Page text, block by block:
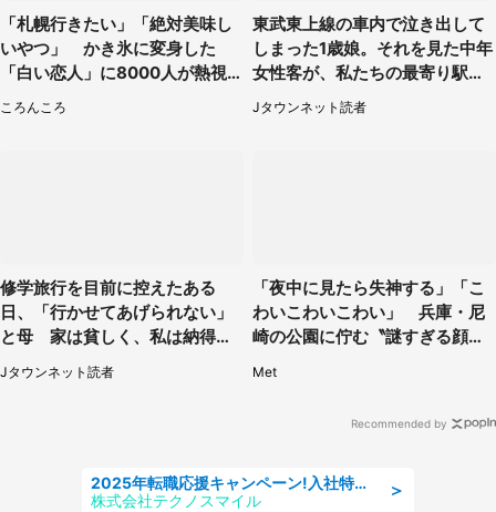
「札幌行きたい」「絶対美味し
いやつ」 かき氷に変身した
「白い恋人」に8000人が熱視
ころんころ
東武東上線の車内で泣き出して
しまった1歳娘。それを見た中年
女性客が、私たちの最寄り駅ま
でずっと（埼玉県・30代女性）
Jタウンネット読者
修学旅行を目前に控えたある
日、「行かせてあげられない」
と母 家は貧しく、私は納得し
たけれど...（北海道・70代以上
女性）
Jタウンネット読者
「夜中に見たら失神する」「こ
わいこわいこわい」 兵庫・尼
崎の公園に佇む〝謎すぎる顔〟
Met
Recommended by
＞
2025年転職応援キャンペーン!入社特典58万円/デンソーで働こう!自動車工場で小型部品の検査業務 denso aichi
株式会社テクノスマイル